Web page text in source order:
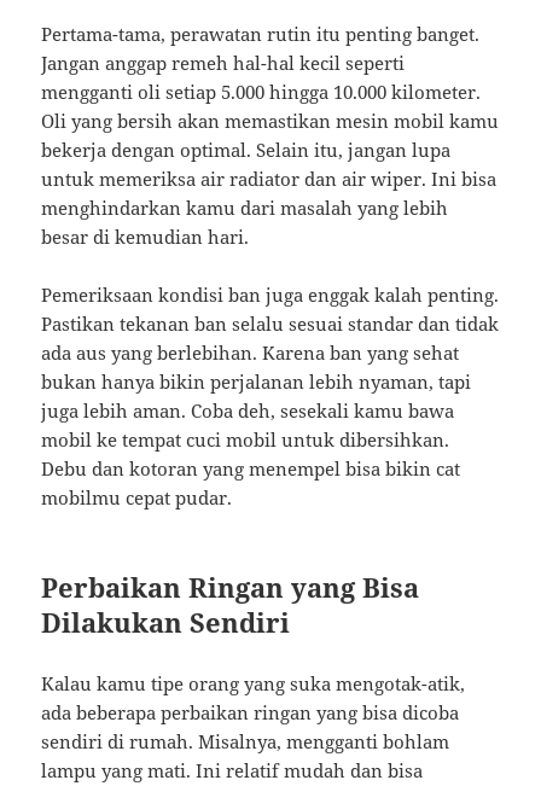
Pertama-tama, perawatan rutin itu penting banget.
Jangan anggap remeh hal-hal kecil seperti
mengganti oli setiap 5.000 hingga 10.000 kilometer.
Oli yang bersih akan memastikan mesin mobil kamu
bekerja dengan optimal. Selain itu, jangan lupa
untuk memeriksa air radiator dan air wiper. Ini bisa
menghindarkan kamu dari masalah yang lebih
besar di kemudian hari.
Pemeriksaan kondisi ban juga enggak kalah penting.
Pastikan tekanan ban selalu sesuai standar dan tidak
ada aus yang berlebihan. Karena ban yang sehat
bukan hanya bikin perjalanan lebih nyaman, tapi
juga lebih aman. Coba deh, sesekali kamu bawa
mobil ke tempat cuci mobil untuk dibersihkan.
Debu dan kotoran yang menempel bisa bikin cat
mobilmu cepat pudar.
Perbaikan Ringan yang Bisa
Dilakukan Sendiri
Kalau kamu tipe orang yang suka mengotak-atik,
ada beberapa perbaikan ringan yang bisa dicoba
sendiri di rumah. Misalnya, mengganti bohlam
lampu yang mati. Ini relatif mudah dan bisa